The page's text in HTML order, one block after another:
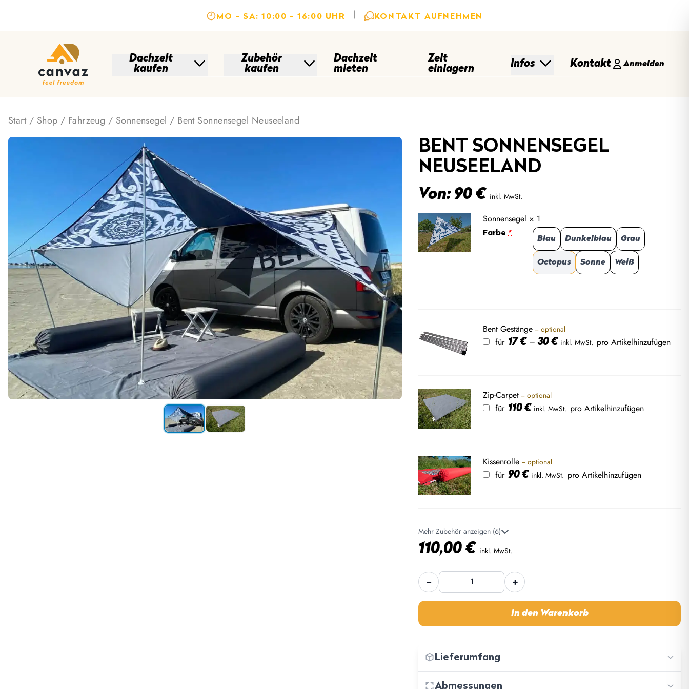
MO - SA: 10:00 - 16:00 UHR | KONTAKT AUFNEHMEN
Dachzelt
kaufen
Zubehör
kaufen
Dachzelt
mieten
Zelt
einlagern
Infos Kontakt Anmelden
Start/ Shop / Fahrzeug / Sonnensegel / Bent Sonnensegel Neuseeland
BENT SONNENSEGEL
NEUSEELAND
Von: 90 € inkl. MwSt.
Sonnensegel × 1
Farbe*
Blau Dunkelblau Grau
Octopus Sonne Weiß
Bent Gestänge − optional
für 17 € –30 €Preisspanne:
17 €
inkl. MwSt. pro Artikelhinzufügen
Zip-Carpet − optional
für 110 € inkl. MwSt. pro Artikelhinzufügen
Kissenrolle − optional
für 90 € inkl. MwSt. pro Artikelhinzufügen
Mehr Zubehör anzeigen (6)
110,00 € inkl. MwSt.
−
Bent
Sonnensegel
Neuseeland
Bent
Sonnensegel
Neuseeland
Menge
+
In den Warenkorb
Lieferumfang
Abmessungen